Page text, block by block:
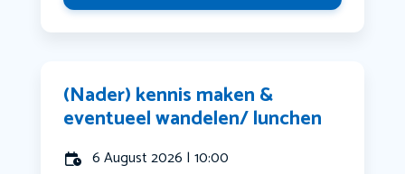
(Nader) kennis maken &
eventueel wandelen/ lunchen
6 August 2026 | 10:00